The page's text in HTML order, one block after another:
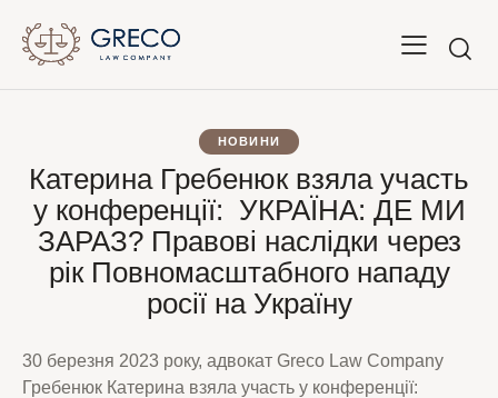
НОВИНИ
Катерина Гребенюк взяла участь
у конференції: УКРАЇНА: ДЕ МИ
ЗАРАЗ? Правові наслідки через
рік Повномасштабного нападу
росії на Україну
30 березня 2023 року, адвокат Greco Law Company
Гребенюк Катерина взяла участь у конференції: